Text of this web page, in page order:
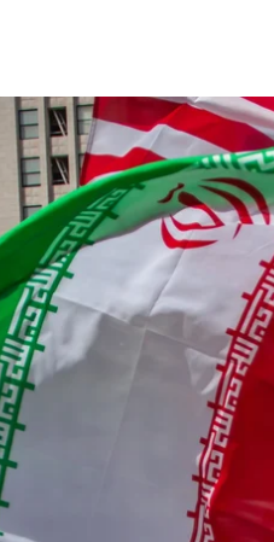
Ілюстративне фото. Прапори
Apu
близькі до
заперечує
24 годин.
Пакистану Шехбаз
впродовж 24
рівні.
угоди, ніж будь-коли